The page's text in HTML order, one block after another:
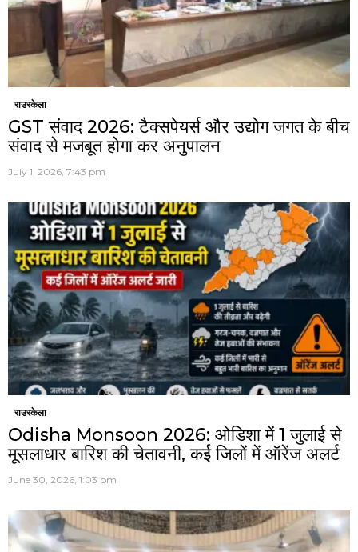
राउरकेला
GST संवाद 2026: टैक्सपेयर्स और उद्योग जगत के बीच
संवाद से मजबूत होगा कर अनुपालन
July 1, 2026, 7:43 pm
राउरकेला
Odisha Monsoon 2026: ओडिशा में 1 जुलाई से
मूसलाधार बारिश की चेतावनी, कई जिलों में ऑरेंज अलर्ट
June 30, 2026, 1:03 pm